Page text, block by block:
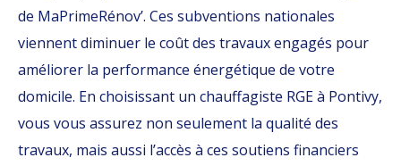
de MaPrimeRénov’. Ces subventions nationales
viennent diminuer le coût des travaux engagés pour
améliorer la performance énergétique de votre
domicile. En choisissant un chauffagiste RGE à Pontivy,
vous vous assurez non seulement la qualité des
travaux, mais aussi l’accès à ces soutiens financiers